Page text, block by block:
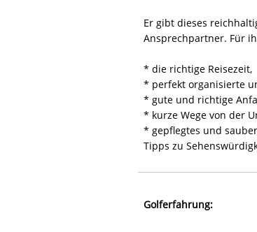
Er gibt dieses
Ansprechpartner. Für
* die richtige Reisezeit,
* perfekt organisierte
* gute und richtige
* kurze Wege von der
* gepflegtes und
Tipps zu
Golferfahrung: